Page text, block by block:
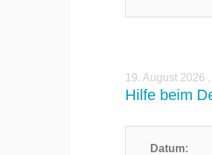
19. August 2026 ,
Hilfe beim
Datum: